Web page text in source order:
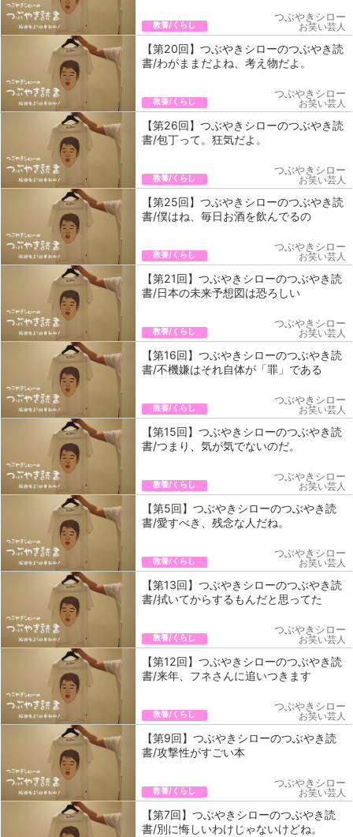
教養/くらし
つぶやきシロー
お笑い芸人
【第20回】つぶやきシローのつぶやき読
書/わがままだよね、考え物だよ。
教養/くらし
つぶやきシロー
お笑い芸人
【第26回】つぶやきシローのつぶやき読
書/包丁って。狂気だよ。
教養/くらし
つぶやきシロー
お笑い芸人
【第25回】つぶやきシローのつぶやき読
書/僕はね、毎日お酒を飲んでるの
教養/くらし
つぶやきシロー
お笑い芸人
【第21回】つぶやきシローのつぶやき読
書/日本の未来予想図は恐ろしい
教養/くらし
つぶやきシロー
お笑い芸人
【第16回】つぶやきシローのつぶやき読
書/不機嫌はそれ自体が「罪」である
教養/くらし
つぶやきシロー
お笑い芸人
【第15回】つぶやきシローのつぶやき読
書/つまり、気が気でないのだ。
教養/くらし
つぶやきシロー
お笑い芸人
【第5回】つぶやきシローのつぶやき読
書/愛すべき、残念な人だね。
教養/くらし
つぶやきシロー
お笑い芸人
【第13回】つぶやきシローのつぶやき読
書/拭いてからするもんだと思ってた
教養/くらし
つぶやきシロー
お笑い芸人
【第12回】つぶやきシローのつぶやき読
書/来年、フネさんに追いつきます
教養/くらし
つぶやきシロー
お笑い芸人
【第9回】つぶやきシローのつぶやき読
書/攻撃性がすごい本
教養/くらし
つぶやきシロー
お笑い芸人
【第7回】つぶやきシローのつぶやき読
書/別に悔しいわけじゃないけどね。